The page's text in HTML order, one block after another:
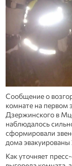
Сообщение о
комнате на первом
Дзержинского в
наблюдалось
сформировали
дома эвакуированы
Как уточняет